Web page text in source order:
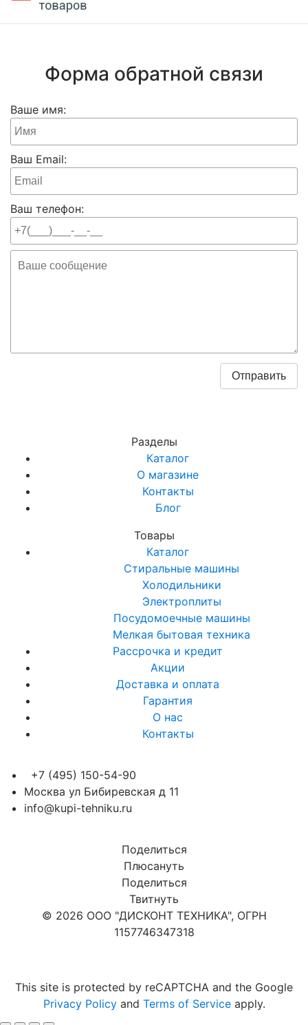
Форма обратной связи
Ваше имя:
Ваш Email:
Ваш телефон:
Разделы
Каталог
О магазине
Контакты
Блог
Товары
Каталог
Стиральные машины
Холодильники
Электроплиты
Посудомоечные машины
Мелкая бытовая техника
Рассрочка и кредит
Акции
Доставка и оплата
Гарантия
О нас
Контакты
+7 (495) 150-54-90
Москва ул Бибиревская д 11
info@kupi-tehniku.ru
Поделиться
Плюсануть
Поделиться
Твитнуть
© 2026 ООО "ДИСКОНТ ТЕХНИКА", ОГРН
1157746347318
This site is protected by reCAPTCHA and the Google
Privacy Policyand Terms of Serviceapply.